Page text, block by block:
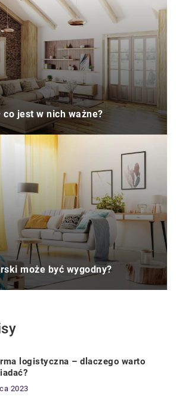
jest w nich ważne?
może być wygodny?
logistyczna – dlaczego warto
2023